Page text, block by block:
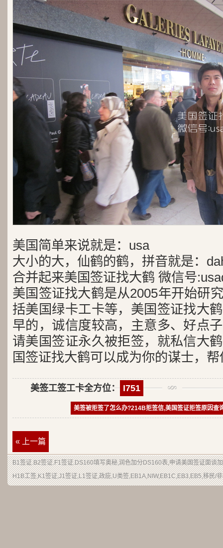
美国简单来说就是：usa
大小的大，仙鹤的鹤，拼音就是：
合并起来美国签证找大鹤 微信号
美国签证找大鹤是从2005年开始研
括美国绿卡工卡等，美国签证找大
早的，诚信度较高，主意多、好点
请美国签证永久被拒签，就私信大
国签证找大鹤可以成为你的谋士，
美签工签工卡全方位： I751
美签被拒签了怎么办?214B拒签信,美国签证拒签原因查
« 上一篇
B1签证.B2签证.F1签证.DS160填写奥秘,润色加分DS160表,申请美国签证面谈
H1B工签,K1签证,J1签证,L1签证,政庇,U类签,EB1A,NIW,EB1C,EB3,EB5,移民/